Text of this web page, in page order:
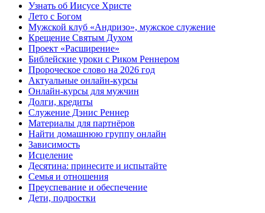
Узнать об Иисусе Христе
Лето с Богом
Мужской клуб «Андризо», мужское служение
Крещение Святым Духом
Проект «Расширение»
Библейские уроки с Риком Реннером
Пророческое слово на 2026 год
Актуальные онлайн-курсы
Онлайн-курсы для мужчин
Долги, кредиты
Служение Дэнис Реннер
Материалы для партнёров
Найти домашнюю группу онлайн
Зависимость
Исцеление
Десятина: принесите и испытайте
Семья и отношения
Преуспевание и обеспечение
Дети, подростки